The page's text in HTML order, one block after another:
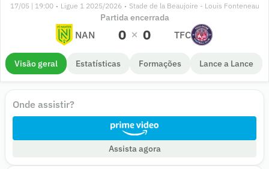
17/05 | 19:00 • Ligue 1 2025/2026 • Stade de la Beaujoire - Louis Fonteneau
Partida encerrada
NAN 0 0 TFC
Visão geral Estatísticas Formações Lance a Lance
Onde assistir?
Assista agora